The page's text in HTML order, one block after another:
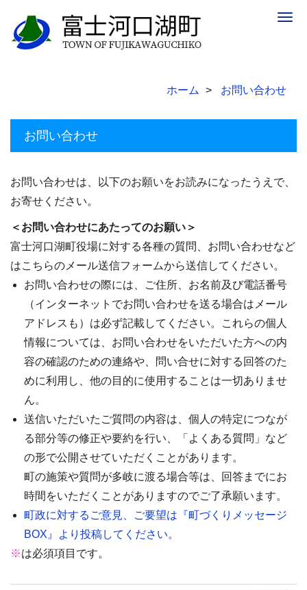
ホーム お問い合わせ
お問い合わせ
お問い合わせは、以下のお願いをお読みになったうえで、
お寄せください。
＜お問い合わせにあたってのお願い＞
富士河口湖町役場に対する各種の質問、お問い合わせなど
はこちらのメール送信フォームから送信してください。
お問い合わせの際には、ご住所、お名前及び電話番号
（インターネットでお問い合わせを送る場合はメール
アドレスも）は必ず記載してください。これらの個人
情報については、お問い合わせをいただいた方への内
容の確認のための連絡や、問い合せに対する回答のた
めに利用し、他の目的に使用することは一切ありませ
ん。
送信いただいたご質問の内容は、個人の特定につなが
る部分等の修正や要約を行い、「よくある質問」など
の形で公開させていただくことがあります。
町の施策や質問が多岐に渡る場合等は、回答までにお
時間をいただくことがありますのでご了承願います。
町政に対するご意見、ご要望は『町づくりメッセージ
BOX』より投稿してください。
※は必須項目です。